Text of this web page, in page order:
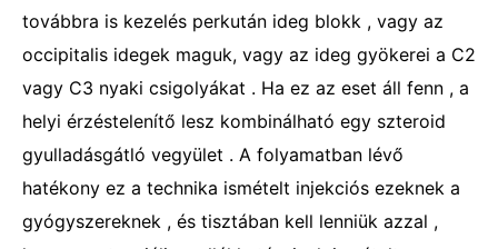
továbbra is kezelés perkután ideg blokk , vagy az
occipitalis idegek maguk, vagy az ideg gyökerei a C2
vagy C3 nyaki csigolyákat . Ha ez az eset áll fenn , a
helyi érzéstelenítő lesz kombinálható egy szteroid
gyulladásgátló vegyület . A folyamatban lévő
hatékony ez a technika ismételt injekciós ezeknek a
gyógyszereknek , és tisztában kell lenniük azzal ,